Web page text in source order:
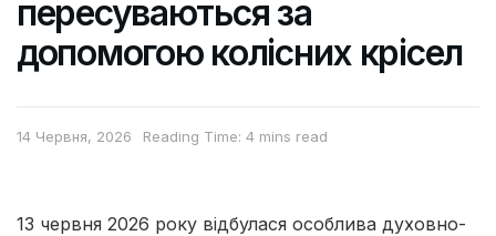
пересуваються за
допомогою колісних крісел
14 Червня, 2026 Reading Time: 4 mins read
13 червня 2026 року відбулася особлива духовно-